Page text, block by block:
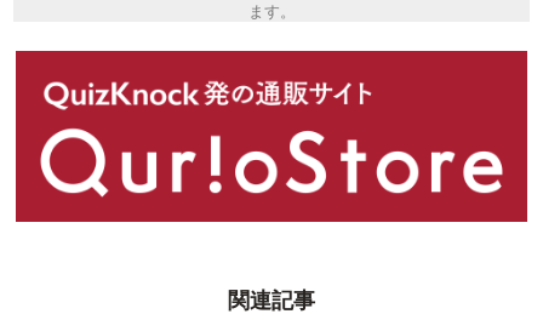
ます。
関連記事